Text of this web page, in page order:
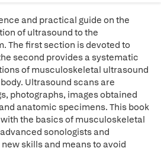
and practical guide on the
of ultrasound to the
The first section is devoted to
second provides a systematic
of musculoskeletal ultrasound
Ultrasound scans are
photographs, images obtained
anatomic specimens. This book
the basics of musculoskeletal
sonologists and
skills and means to avoid